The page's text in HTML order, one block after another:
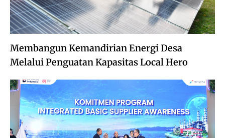
Membangun Kemandirian Energi Desa
Melalui Penguatan Kapasitas Local Hero